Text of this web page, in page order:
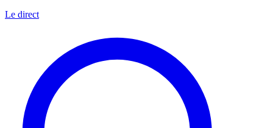
Le direct